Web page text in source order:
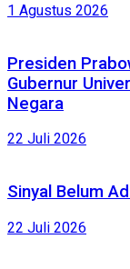
1 Agustus 2026
Presiden
Gubernur
Negara
22 Juli 2026
Sinyal Belum
22 Juli 2026